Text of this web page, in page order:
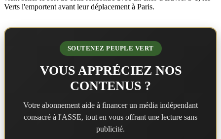
Verts l'emportent avant leur déplacement à Paris.
SOUTENEZ PEUPLE VERT
VOUS APPRÉCIEZ NOS
CONTENUS ?
Votre abonnement aide à financer un média indépendant
consacré à l'ASSE, tout en vous offrant une lecture sans
publicité.